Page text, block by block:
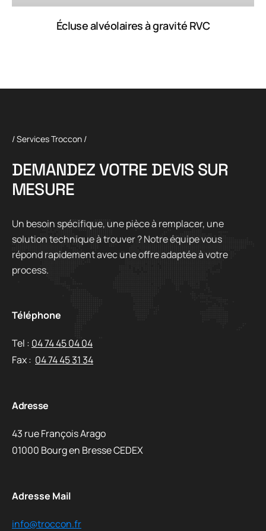
Écluse alvéolaires à gravité RVC
/ Services Troccon /
DEMANDEZVOTRE DEVIS SUR
MESURE
Un besoin spécifique, une pièce à remplacer, une
solution technique à trouver ? Notre équipe vous
répond rapidement avec une offre adaptée à votre
process.
Téléphone
Tel : 04 74 45 04 04
Fax : 04 74 45 31 34
Adresse
43 rue François Arago
01000 Bourg en Bresse CEDEX
Adresse Mail
info@troccon.fr